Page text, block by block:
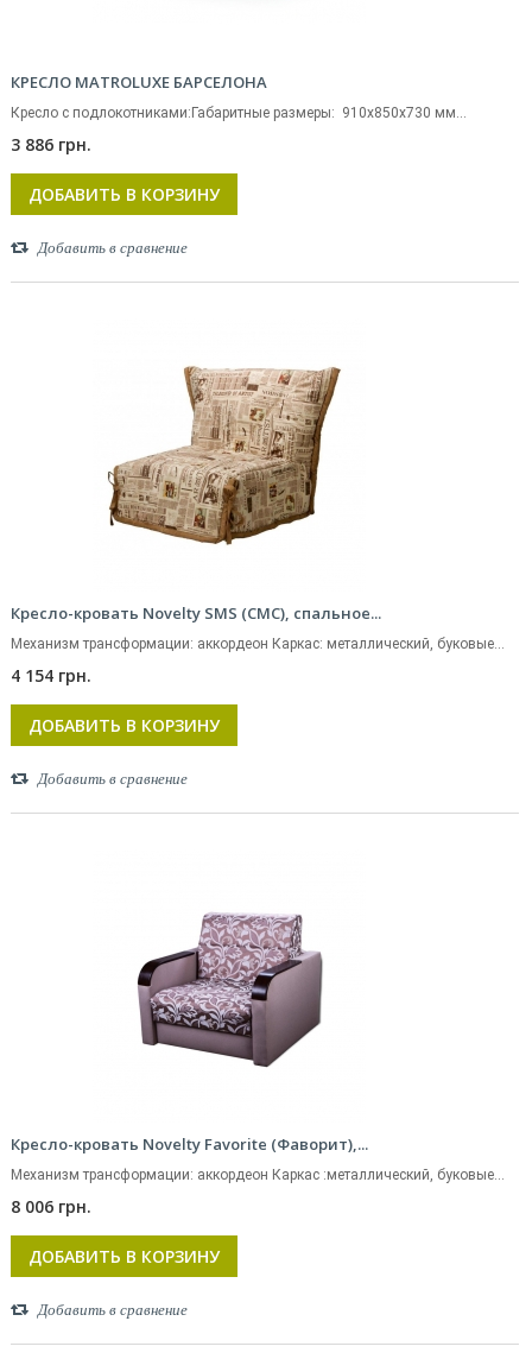
КРЕСЛО MATROLUXE БАРСЕЛОНА
Кресло с подлокотниками:Габаритные размеры: 910x850x730 мм...
3 886 грн.
ДОБАВИТЬ В КОРЗИНУ
Добавить в сравнение
Кресло-кровать Novelty SMS (СМС), спальное...
Механизм трансформации: аккордеон Каркас: металлический, буковые...
4 154 грн.
ДОБАВИТЬ В КОРЗИНУ
Добавить в сравнение
Кресло-кровать Novelty Favorite (Фаворит),...
Механизм трансформации: аккордеон Каркас :металлический, буковые...
8 006 грн.
ДОБАВИТЬ В КОРЗИНУ
Добавить в сравнение